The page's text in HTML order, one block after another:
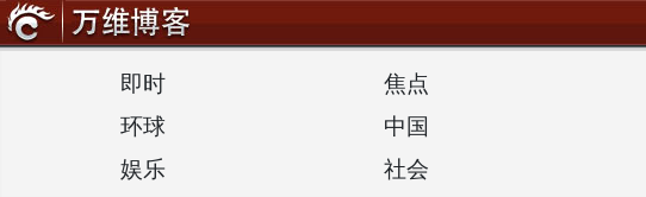
即时 焦点
环球
中国
娱乐
社会